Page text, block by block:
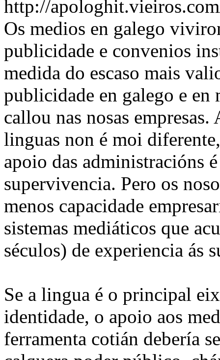
http://
Os medios en galego
publicidade e convenios
medida do escaso mais
publicidade en galego e en
callou nas nosas
linguas non é moi
apoio das administracións
supervivencia. Pero os
menos capacidade
sistemas mediáticos que
séculos) de experiencia ás
Se a lingua é o principal
identidade, o apoio aos
ferramenta cotián debería